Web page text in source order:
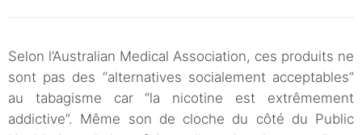
Selon l’Australian Medical Association, ces produits ne
sont pas des “alternatives socialement acceptables”
au tabagisme car “la nicotine est extrêmement
addictive”. Même son de cloche du côté du Public